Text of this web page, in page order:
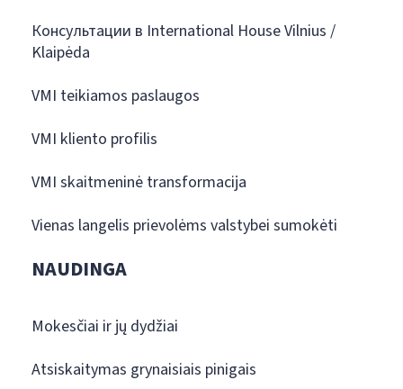
Консультации в International House Vilnius /
Klaipėda
VMI teikiamos paslaugos
VMI kliento profilis
VMI skaitmeninė transformacija
Vienas langelis prievolėms valstybei sumokėti
NAUDINGA
Mokesčiai ir jų dydžiai
Atsiskaitymas grynaisiais pinigais